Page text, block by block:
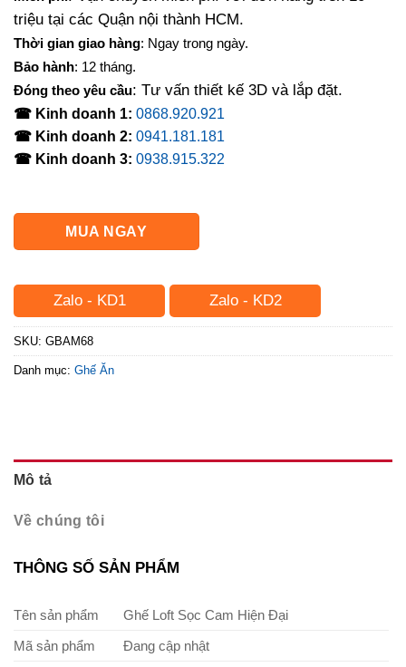
triệu tại các Quận nội thành HCM.
Thời gian giao hàng: Ngay trong ngày.
Bảo hành: 12 tháng.
Đóng theo yêu cầu: Tư vấn thiết kế 3D và lắp đặt.
☎ Kinh doanh 1: 0868.920.921
☎ Kinh doanh 2: 0941.181.181
☎ Kinh doanh 3: 0938.915.322
MUA NGAY
Zalo - KD1 Zalo - KD2
SKU: GBAM68
Danh mục: Ghế Ăn
Mô tả
Về chúng tôi
THÔNG SỐ SẢN PHẨM
Tên sản phẩm
Ghế Loft Sọc Cam Hiện Đại
Mã sản phẩm
Đang cập nhật